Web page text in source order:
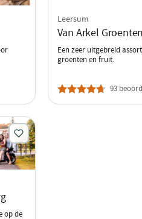
Leersum
Van Arkel
Een zeer uitgebreid
groenten en fruit.
93
op de